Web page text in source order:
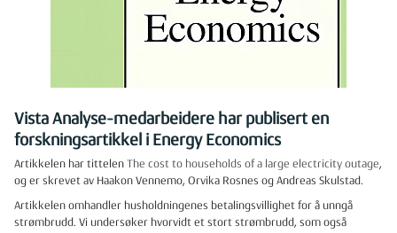
Vista Analyse-medarbeidere har publisert en
forskningsartikkel i Energy Economics
Artikkelen har tittelen The cost to households of a large electricity outage,
og er skrevet av Haakon Vennemo, Orvika Rosnes og Andreas Skulstad.
Artikkelen omhandler husholdningenes betalingsvillighet for å unngå
strømbrudd. Vi undersøker hvorvidt et stort strømbrudd, som også